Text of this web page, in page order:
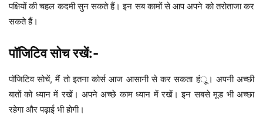
पक्षियों की चहल कदमी सुन सकते हैं। इन सब कामों से आप अपने को तरोताजा कर
सकते हैं।
पॉजिटिव सोच रखें:-
पॉजिटिव सोचें, मैं तो इतना कोर्स आज आसानी से कर सकता हंू। अपनी अच्छी
बातों को ध्यान में रखें। अपने अच्छे काम ध्यान में रखें। इन सबसे मूड भी अच्छा
रहेगा और पढ़ाई भी होगी।